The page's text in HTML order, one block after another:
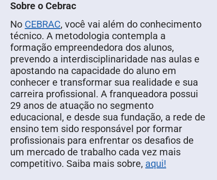
Sobre o Cebrac
No CEBRAC, você vai além do conhecimento
técnico. A metodologia contempla a
formação empreendedora dos alunos,
prevendo a interdisciplinaridade nas aulas e
apostando na capacidade do aluno em
conhecer e transformar sua realidade e sua
carreira profissional. A franqueadora possui
29 anos de atuação no segmento
educacional, e desde sua fundação, a rede de
ensino tem sido responsável por formar
profissionais para enfrentar os desafios de
um mercado de trabalho cada vez mais
competitivo. Saiba mais sobre, aqui!